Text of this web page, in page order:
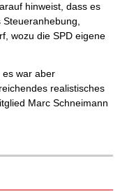
hinweist, dass es
wozu die SPD eigene
es war aber
realistisches
Marc Schneimann